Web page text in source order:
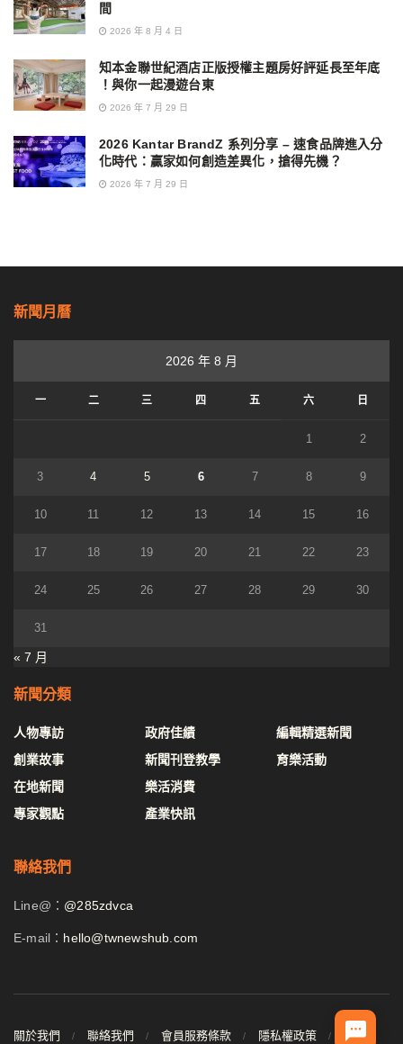
間
2026 年 8 月 4 日
知本金聯世紀酒店正版授權主題房好評延長至年底
！與你一起漫遊台東
2026 年 7 月 29 日
2026 Kantar BrandZ 系列分享 – 速食品牌進入分
化時代：贏家如何創造差異化，搶得先機？
2026 年 7 月 29 日
新聞月曆
2026 年 8 月
一 二 三 四 五 六 日
1 2
3 4 5 6 7 8 9
10 11 12 13 14 15 16
17 18 19 20 21 22 23
24 25 26 27 28 29 30
31
« 7 月
新聞分類
人物專訪
創業故事
在地新聞
專家觀點
政府佳績
新聞刊登教學
樂活消費
產業快訊
編輯精選新聞
育樂活動
聯絡我們
Line@： @285zdvca
E-mail： hello@twnewshub.com
關於我們 聯絡我們 會員服務條款 隱私權政策